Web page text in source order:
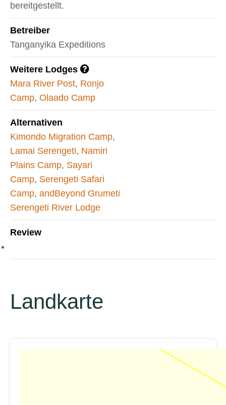
bereitgestellt.
Betreiber
Tanganyika Expeditions
Weitere Lodges
Mara River Post, Ronjo
Camp, Olaado Camp
Alternativen
Kimondo Migration Camp,
Lamai Serengeti, Namiri
Plains Camp, Sayari
Camp, Serengeti Safari
Camp, andBeyond Grumeti
Serengeti River Lodge
Review
Landkarte